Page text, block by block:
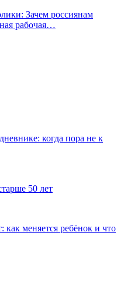
Зачем россиянам
рабочая…
когда пора не к
50 лет
как меняется ребёнок и что